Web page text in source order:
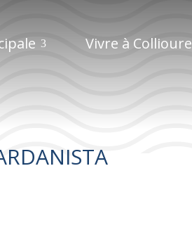
Vivre à Collioure